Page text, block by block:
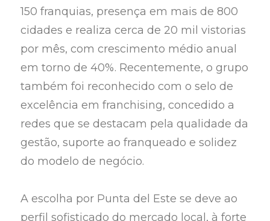
150 franquias, presença em mais de 800
cidades e realiza cerca de 20 mil vistorias
por mês, com crescimento médio anual
em torno de 40%. Recentemente, o grupo
também foi reconhecido com o selo de
excelência em franchising, concedido a
redes que se destacam pela qualidade da
gestão, suporte ao franqueado e solidez
do modelo de negócio.
A escolha por Punta del Este se deve ao
perfil sofisticado do mercado local, à forte